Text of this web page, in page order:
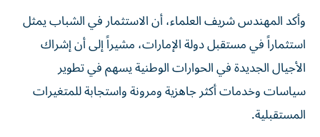
وأكد المهندس شريف العلماء، أن الاستثمار في الشباب يمثل
استثماراً في مستقبل دولة الإمارات، مشيراً إلى أن إشراك
الأجيال الجديدة في الحوارات الوطنية يسهم في تطوير
سياسات وخدمات أكثر جاهزية ومرونة واستجابة للمتغيرات
المستقبلية.